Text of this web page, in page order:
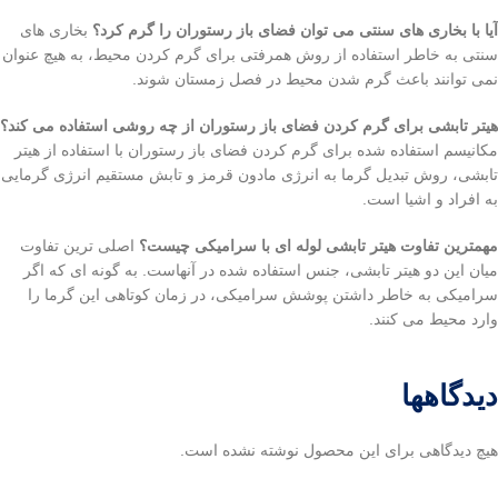
آیا با بخاری های سنتی می توان فضای باز رستوران را گرم کرد؟ بخاری های
سنتی به خاطر استفاده از روش همرفتی برای گرم کردن محیط، به هیچ عنوان
نمی توانند باعث گرم شدن محیط در فصل زمستان شوند.
هیتر تابشی برای گرم کردن فضای باز رستوران از چه روشی استفاده می کند؟
مکانیسم استفاده شده برای گرم کردن فضای باز رستوران با استفاده از هیتر
تابشی، روش تبدیل گرما به انرژی مادون قرمز و تابش مستقیم انرژی گرمایی
به افراد و اشیا است.
مهمترین تفاوت هیتر تابشی لوله ای با سرامیکی چیست؟ اصلی ترین تفاوت
میان این دو هیتر تابشی، جنس استفاده شده در آنهاست. به گونه ای که اگر
سرامیکی به خاطر داشتن پوشش سرامیکی، در زمان کوتاهی این گرما را
وارد محیط می کنند.
دیدگاهها
هیچ دیدگاهی برای این محصول نوشته نشده است.